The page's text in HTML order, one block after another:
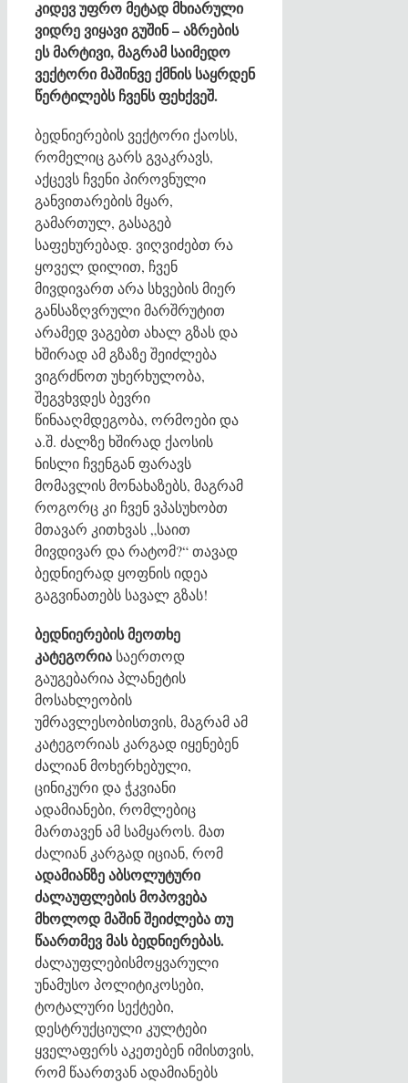
კიდევ უფრო მეტად მხიარული
ვიდრე ვიყავი გუშინ – აზრების
ეს მარტივი, მაგრამ საიმედო
ვექტორი მაშინვე ქმნის საყრდენ
წერტილებს ჩვენს ფეხქვეშ.
ბედნიერების ვექტორი ქაოსს,
რომელიც გარს გვაკრავს,
აქცევს ჩვენი პიროვნული
განვითარების მყარ,
გამართულ, გასაგებ
საფეხურებად. ვიღვიძებთ რა
ყოველ დილით, ჩვენ
მივდივართ არა სხვების მიერ
განსაზღვრული მარშრუტით
არამედ ვაგებთ ახალ გზას და
ხშირად ამ გზაზე შეიძლება
ვიგრძნოთ უხერხულობა,
შეგვხვდეს ბევრი
წინააღმდეგობა, ორმოები და
ა.შ. ძალზე ხშირად ქაოსის
ნისლი ჩვენგან ფარავს
მომავლის მონახაზებს, მაგრამ
როგორც კი ჩვენ ვპასუხობთ
მთავარ კითხვას „საით
მივდივარ და რატომ?“ თავად
ბედნიერად ყოფნის იდეა
გაგვინათებს სავალ გზას!
ბედნიერების მეოთხე
კატეგორია საერთოდ
გაუგებარია პლანეტის
მოსახლეობის
უმრავლესობისთვის, მაგრამ ამ
კატეგორიას კარგად იყენებენ
ძალიან მოხერხებული,
ცინიკური და ჭკვიანი
ადამიანები, რომლებიც
მართავენ ამ სამყაროს. მათ
ძალიან კარგად იციან, რომ
ადამიანზე აბსოლუტური
ძალაუფლების მოპოვება
მხოლოდ მაშინ შეიძლება თუ
წაართმევ მას ბედნიერებას.
ძალაუფლებისმოყვარული
უნამუსო პოლიტიკოსები,
ტოტალური სექტები,
დესტრუქციული კულტები
ყველაფერს აკეთებენ იმისთვის,
რომ წაართვან ადამიანებს